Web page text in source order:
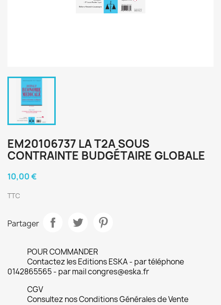
EM20106737 LA T2A SOUS
CONTRAINTE BUDGÉTAIRE GLOBALE
10,00 €
TTC
Partager
POUR COMMANDER
Contactez les Editions ESKA - par téléphone
0142865565 - par mail congres@eska.fr
CGV
Consultez nos Conditions Générales de Vente